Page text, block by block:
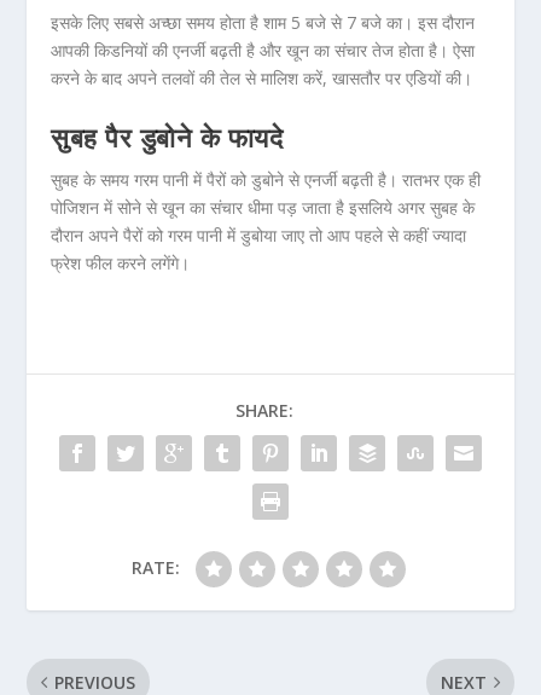
इसके लिए सबसे अच्‍छा समय होता है शाम 5 बजे से 7 बजे का। इस दौरान
आपकी किडनियों की एनर्जी बढ़ती है और खून का संचार तेज होता है। ऐसा
करने के बाद अपने तलवों की तेल से मालिश करें, खासतौर पर एडियों की।
सुबह पैर डुबोने के फायदे
सुबह के समय गरम पानी में पैरों को डुबोने से एनर्जी बढ़ती है। रातभर एक ही
पोजिशन में सोने से खून का संचार धीमा पड़ जाता है इसलिये अगर सुबह के
दौरान अपने पैरों को गरम पानी में डुबोया जाए तो आप पहले से कहीं ज्‍यादा
फ्रेश फील करने लगेंगे।
SHARE:
RATE:
PREVIOUS NEXT